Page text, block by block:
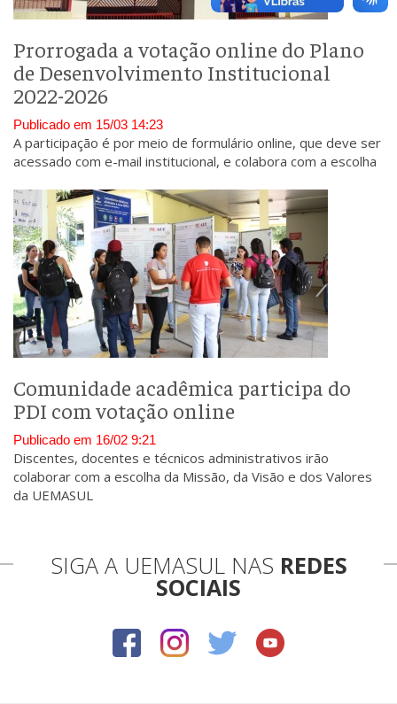
Prorrogada a votação online do Plano
de Desenvolvimento Institucional
2022-2026
Publicado em 15/03 14:23
A participação é por meio de formulário online, que deve ser
acessado com e-mail institucional, e colabora com a escolha
Comunidade acadêmica participa do
PDI com votação online
Publicado em 16/02 9:21
Discentes, docentes e técnicos administrativos irão
colaborar com a escolha da Missão, da Visão e dos Valores
da UEMASUL
SIGA A UEMASUL NAS REDES
SOCIAIS